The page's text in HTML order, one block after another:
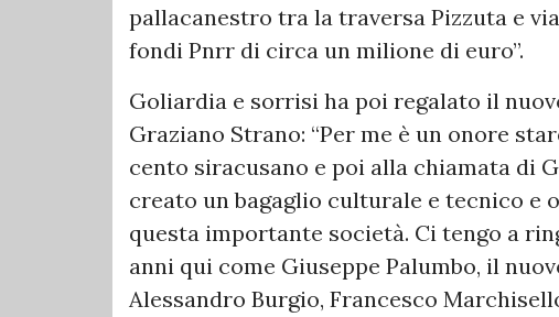
pallacanestro tra la traversa Pizzuta e
fondi Pnrr di circa un milione di euro”.
Goliardia e sorrisi ha poi regalato il
Graziano Strano: “Per me è un onore
cento siracusano e poi alla chiamata di
creato un bagaglio culturale e tecnico e
questa importante società. Ci tengo a
anni qui come Giuseppe Palumbo, il
Alessandro Burgio, Francesco